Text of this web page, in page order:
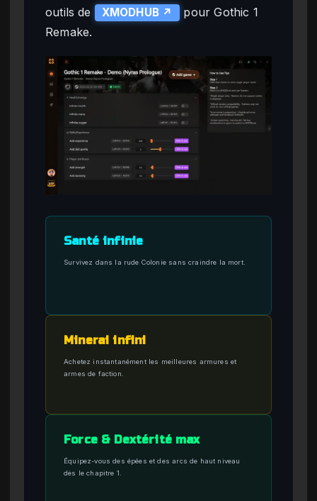
outils de
XMODHUB ↗
pour Gothic 1
Remake.
Santé infinie
Survivez dans la rude Colonie sans craindre la mort.
Minerai infini
Achetez instantanément les meilleures armures et
armes de faction.
Force & Dextérité max
Équipez-vous des épées et des arcs de haut niveau
dès le chapitre 1.